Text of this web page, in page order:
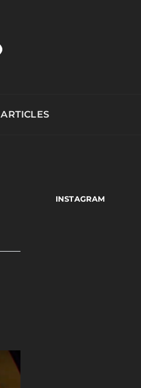
ARTICLES
INSTAGRAM